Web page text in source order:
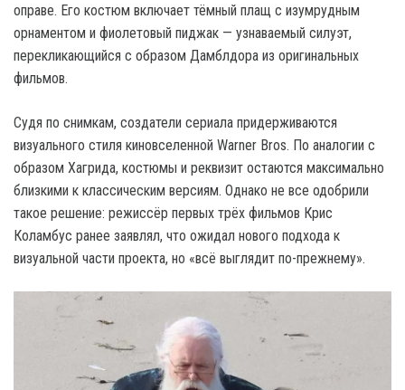
оправе. Его костюм включает тёмный плащ с изумрудным
орнаментом и фиолетовый пиджак — узнаваемый силуэт,
перекликающийся с образом Дамблдора из оригинальных
фильмов.
Судя по снимкам, создатели сериала придерживаются
визуального стиля киновселенной Warner Bros. По аналогии с
образом Хагрида, костюмы и реквизит остаются максимально
близкими к классическим версиям. Однако не все одобрили
такое решение: режиссёр первых трёх фильмов Крис
Коламбус ранее заявлял, что ожидал нового подхода к
визуальной части проекта, но «всё выглядит по-прежнему».